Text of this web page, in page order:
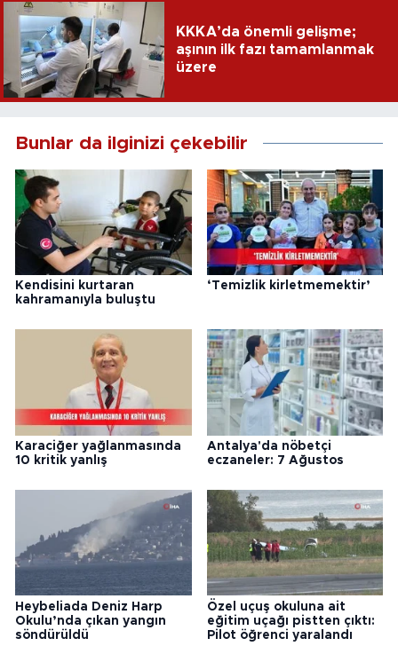
KKKA’da önemli gelişme;
aşının ilk fazı tamamlanmak
üzere
Bunlar da ilginizi çekebilir
Kendisini kurtaran
kahramanıyla buluştu
‘Temizlik kirletmemektir’
Karaciğer yağlanmasında
10 kritik yanlış
Antalya'da nöbetçi
eczaneler: 7 Ağustos
Heybeliada Deniz Harp
Okulu’nda çıkan yangın
söndürüldü
Özel uçuş okuluna ait
eğitim uçağı pistten çıktı:
Pilot öğrenci yaralandı